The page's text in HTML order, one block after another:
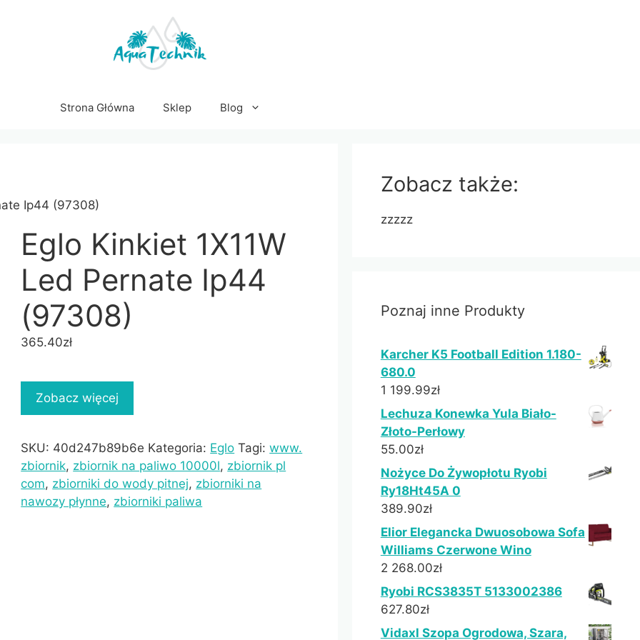
Strona Główna Sklep Blog
Ip44 (97308)
Eglo Kinkiet 1X11W
Led Pernate Ip44
(97308)
365.40zł
Zobacz więcej
SKU: 40d247b89b6e Kategoria: Eglo Tagi:www.
zbiornik, zbiornik na paliwo 10000l, zbiornik pl
com, zbiorniki do wody pitnej, zbiorniki na
nawozy płynne, zbiorniki paliwa
Zobacz także:
zzzzz
Poznaj inne Produkty
Karcher K5 Football Edition 1.180-
680.0
1 199.99zł
Lechuza Konewka Yula Biało-
Złoto-Perłowy
55.00zł
Nożyce Do Żywopłotu Ryobi
Ry18Ht45A 0
389.90zł
Elior Elegancka Dwuosobowa Sofa
Williams Czerwone Wino
2 268.00zł
Ryobi RCS3835T 5133002386
627.80zł
Vidaxl Szopa Ogrodowa, Szara,